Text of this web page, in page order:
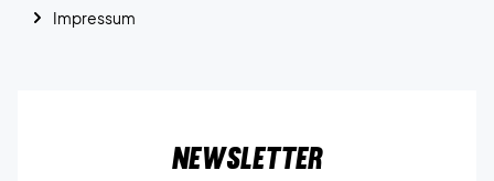
Impressum
Newsletter